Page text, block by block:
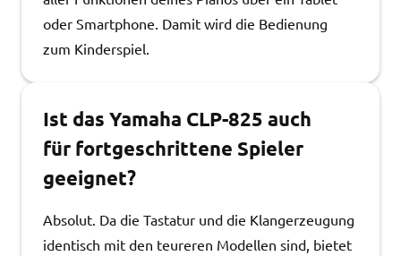
oder Smartphone. Damit wird die Bedienung
zum Kinderspiel.
Ist das Yamaha CLP-825 auch
für fortgeschrittene Spieler
geeignet?
Absolut. Da die Tastatur und die Klangerzeugung
identisch mit den teureren Modellen sind, bietet